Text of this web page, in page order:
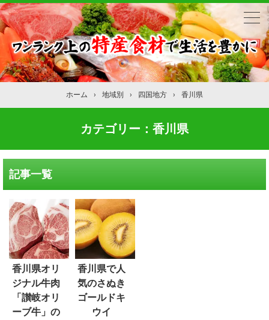
ホーム › 地域別 › 四国地方 › 香川県
カテゴリー：香川県
記事一覧
香川県オリ
ジナル牛肉
「讃岐オリ
ーブ牛」の
香川県で人
気のさぬき
ゴールドキ
ウイ